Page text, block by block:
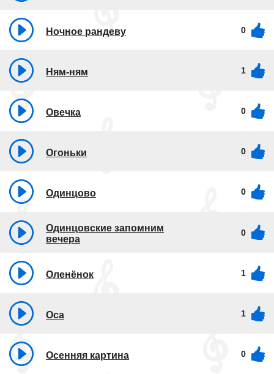
Ночное рандеву 0
Ням-ням 1
Овечка 0
Огоньки 0
Одинцово 0
Одинцовские запомним
вечера
0
Оленёнок 1
Оса 1
Осенняя картина 0